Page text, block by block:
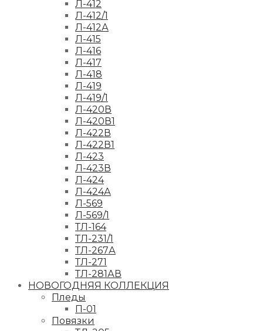
Л-412
Л-412/1
Л-412А
Л-415
Л-416
Л-417
Л-418
Л-419
Л-419/1
Л-420В
Л-420В1
Л-422В
Л-422В1
Л-423
Л-423В
Л-424
Л-424А
Л-569
Л-569/1
ТЛ-164
ТЛ-231/1
ТЛ-267А
ТЛ-271
ТЛ-281АВ
НОВОГОДНЯЯ КОЛЛЕКЦИЯ
Пледы
П-01
Повязки